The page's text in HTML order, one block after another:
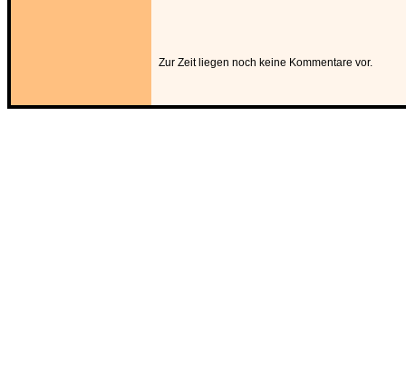
Zur Zeit liegen noch keine Kommentare vor.